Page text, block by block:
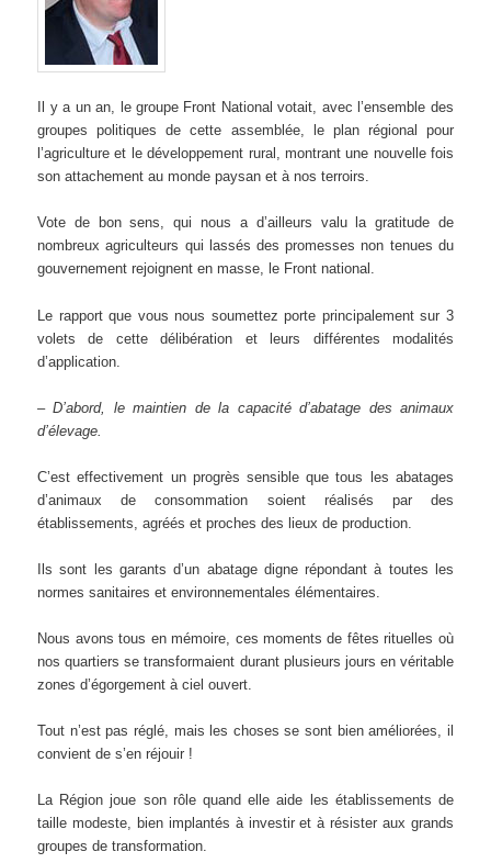
Il y a un an, le groupe Front National votait, avec l’ensemble des
groupes politiques de cette assemblée, le plan régional pour
l’agriculture et le développement rural, montrant une nouvelle fois
son attachement au monde paysan et à nos terroirs.
Vote de bon sens, qui nous a d’ailleurs valu la gratitude de
nombreux agriculteurs qui lassés des promesses non tenues du
gouvernement rejoignent en masse, le Front national.
Le rapport que vous nous soumettez porte principalement sur 3
volets de cette délibération et leurs différentes modalités
d’application.
– D’abord, le maintien de la capacité d’abatage des animaux
d’élevage.
C’est effectivement un progrès sensible que tous les abatages
d’animaux de consommation soient réalisés par des
établissements, agréés et proches des lieux de production.
Ils sont les garants d’un abatage digne répondant à toutes les
normes sanitaires et environnementales élémentaires.
Nous avons tous en mémoire, ces moments de fêtes rituelles où
nos quartiers se transformaient durant plusieurs jours en véritable
zones d’égorgement à ciel ouvert.
Tout n’est pas réglé, mais les choses se sont bien améliorées, il
convient de s’en réjouir !
La Région joue son rôle quand elle aide les établissements de
taille modeste, bien implantés à investir et à résister aux grands
groupes de transformation.